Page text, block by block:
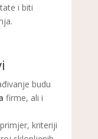
i biti
budu
firme, ali i
kriteriji